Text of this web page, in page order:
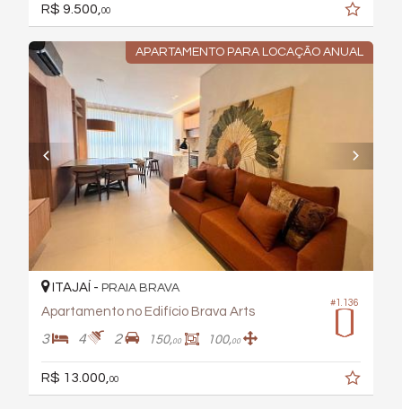
R$ 9.500, 00
APARTAMENTO PARA LOCAÇÃO ANUAL
#1.136
ITAJAÍ - PRAIA BRAVA
Apartamento no Edifício Brava Arts
3 4 2 150,00 100,00
R$ 13.000,00